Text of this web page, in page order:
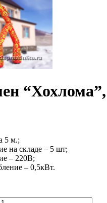
5 м.;
на складе – 5 шт;
– 220В;
– 0,5кВт.